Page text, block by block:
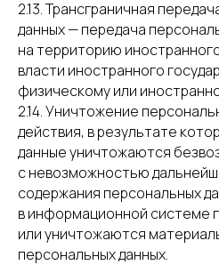
2.13. Трансграничная
данных — передача
на территорию
власти иностранного
физическому или
2.14. Уничтожение
действия, в результате
данные уничтожаются
с невозможностью
содержания персональных
в информационной системе
или уничтожаются
персональных данных.